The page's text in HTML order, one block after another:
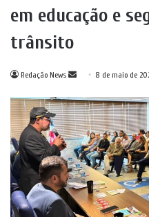
em educação e
trânsito
Redação News
Mande
e-
mail
8 de maio de